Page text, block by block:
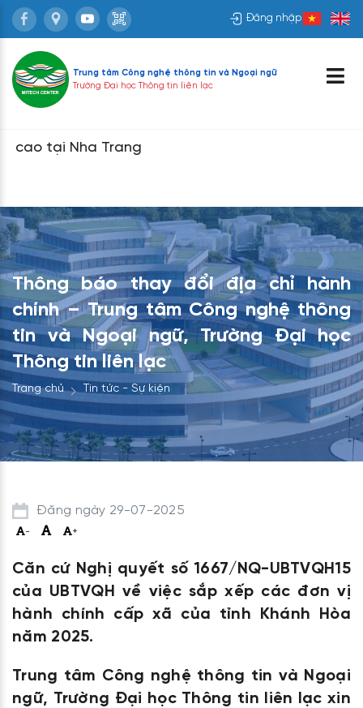
Đăng nhập
Trung tâm Công nghệ thông tin và Ngoại ngữ
Trường Đại học Thông tin liên lạc
tại Nha Trang
Thông báo thay đổi địa chỉ hành
chính – Trung tâm Công nghệ thông
tin và Ngoại ngữ, Trường Đại học
Thông tin liên lạc
Trang chủ Tin tức - Sự kiện
Đăng ngày 29-07-2025
- +
Căn cứ Nghị quyết số 1667/NQ-UBTVQH15
của UBTVQH về việc sắp xếp các đơn vị
hành chính cấp xã của tỉnh Khánh Hòa
năm 2025.
Trung tâm Công nghệ thông tin và Ngoại
ngữ, Trường Đại học Thông tin liên lạc xin